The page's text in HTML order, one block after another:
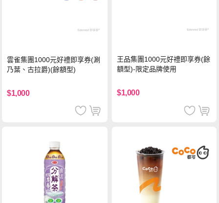
雲雀集團1000元好禮即享券(涮
乃葉、古拉爵)(餘額型)
$1,000
王品集團1000元好禮即享券(餘
額型)-限定品牌使用
$1,000